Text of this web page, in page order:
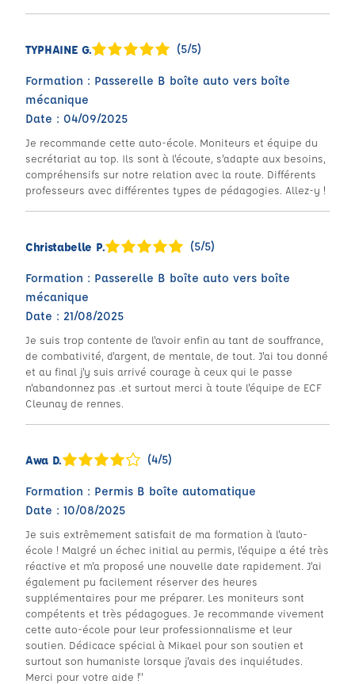
TYPHAINE G. (5/5)
Formation : Passerelle B boîte auto vers boîte
mécanique
Date : 04/09/2025
Je recommande cette auto-école. Moniteurs et équipe du
secrétariat au top. Ils sont à l'écoute, s'adapte aux besoins,
compréhensifs sur notre relation avec la route. Différents
professeurs avec différentes types de pédagogies. Allez-y !
Christabelle P. (5/5)
Formation : Passerelle B boîte auto vers boîte
mécanique
Date : 21/08/2025
Je suis trop contente de l'avoir enfin au tant de souffrance,
de combativité, d'argent, de mentale, de tout. J'ai tou donné
et au final j'y suis arrivé courage à ceux qui le passe
n'abandonnez pas .et surtout merci à toute l'équipe de ECF
Cleunay de rennes.
Awa D. (4/5)
Formation : Permis B boîte automatique
Date : 10/08/2025
Je suis extrêmement satisfait de ma formation à l'auto-
école ! Malgré un échec initial au permis, l'équipe a été très
réactive et m'a proposé une nouvelle date rapidement. J'ai
également pu facilement réserver des heures
supplémentaires pour me préparer. Les moniteurs sont
compétents et très pédagogues. Je recommande vivement
cette auto-école pour leur professionnalisme et leur
soutien. Dédicace spécial à Mikael pour son soutien et
surtout son humaniste lorsque j'avais des inquiétudes.
Merci pour votre aide !"